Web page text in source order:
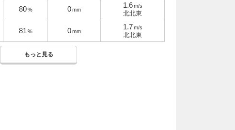
80% 0mm
1.6m/s
北北東
81 % 0mm
1.7m/s
北北東
もっと見る